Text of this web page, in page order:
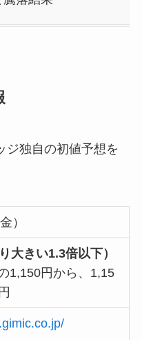
ジ独自の初値予想を
）
大きい1.3倍以下）
1,150円から、1,15